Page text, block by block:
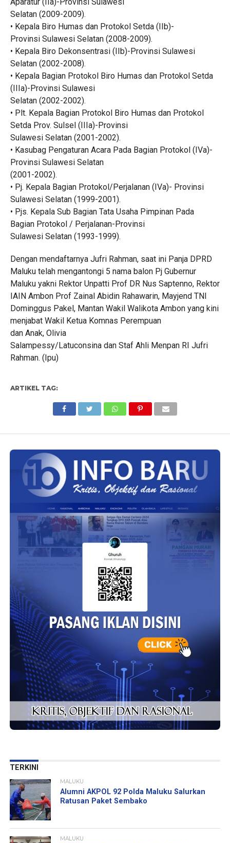
Selatan (2009-2009).
• Kepala Biro Humas dan Protokol Setda (IIb)-
Provinsi Sulawesi Selatan (2008-2009).
• Kepala Biro Dekonsentrasi (IIb)-Provinsi Sulawesi
Selatan (2002-2008).
• Kepala Bagian Protokol Biro Humas dan Protokol Setda
(IIIa)-Provinsi Sulawesi
Selatan (2002-2002).
• Plt. Kepala Bagian Protokol Biro Humas dan Protokol
Setda Prov. Sulsel (IIIa)-Provinsi
Sulawesi Selatan (2001-2002).
• Kasubag Pengaturan Acara Pada Bagian Protokol (IVa)-
Provinsi Sulawesi Selatan
(2001-2002).
• Pj. Kepala Bagian Protokol/Perjalanan (IVa)- Provinsi
Sulawesi Selatan (1999-2001).
• Pjs. Kepala Sub Bagian Tata Usaha Pimpinan Pada
Bagian Protokol / Perjalanan-Provinsi
Sulawesi Selatan (1993-1999).
Dengan mendaftarnya Jufri Rahman, saat ini Panja DPRD
Maluku telah mengantongi 5 nama balon Pj Gubernur
Maluku yakni Rektor Unpatti Prof DR Nus Saptenno, Rektor
IAIN Ambon Prof Zainal Abidin Rahawarin, Mayjend TNI
Dominggus Pakel, Mantan Wakil Walikota Ambon yang kini
menjabat Wakil Ketua Komnas Perempuan
dan Anak, Olivia
Salampessy/Latuconsina dan Staf Ahli Menpan RI Jufri
Rahman. (Ipu)
ARTIKEL TAG:
TERKINI
MALUKU
Alumni AKPOL 92 Polda Maluku Salurkan
Ratusan Paket Sembako
MALUKU